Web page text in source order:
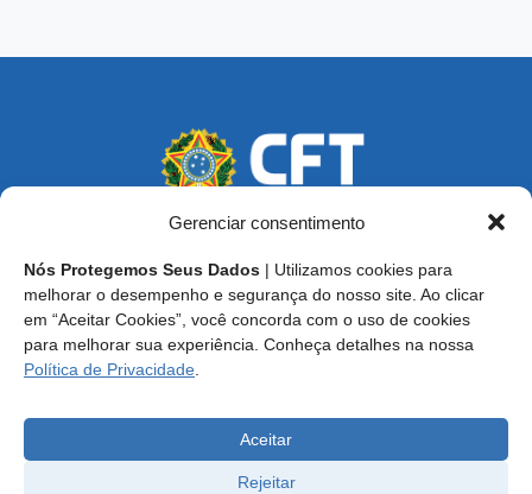
Gerenciar consentimento
Nós Protegemos Seus Dados | Utilizamos cookies para
melhorar o desempenho e segurança do nosso site. Ao clicar
em “Aceitar Cookies”, você concorda com o uso de cookies
para melhorar sua experiência. Conheça detalhes na nossa
Política de Privacidade
Aceitar
Rejeitar
Endereço: SCS, Quadra 02, Bloco D, Ed. Oscar Niemeyer,
9º Andar CEP 70.316-900 - Brasília/DF
Central de Atendimento ao Técnico:0800 016-1515